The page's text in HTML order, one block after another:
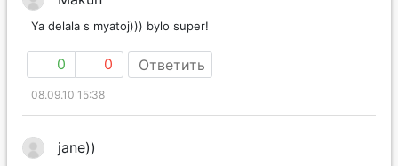
Ya delala s myatoj))) bylo super!
0 0 Ответить
08.09.10 15:38
jane))